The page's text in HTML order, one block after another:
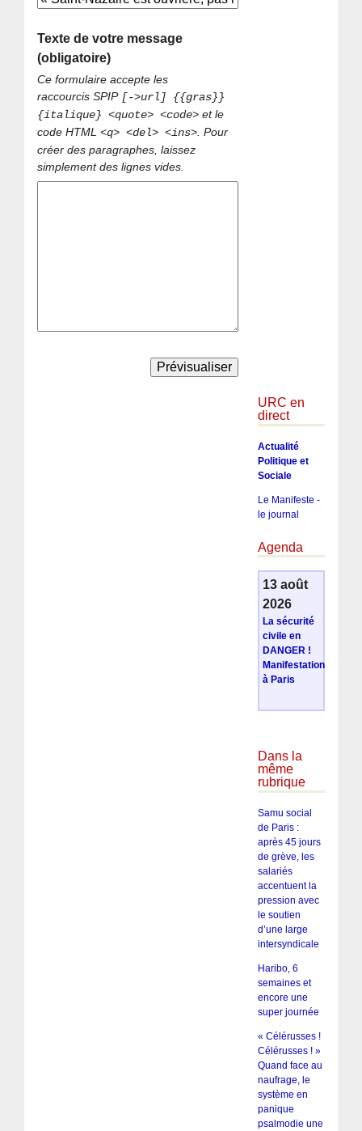
Texte de votre message
(obligatoire)
Ce formulaire accepte les
raccourcis SPIP [->url] {{gras}}
{italique} <quote> <code> et le
code HTML<q> <del> <ins> . Pour
créer des paragraphes, laissez
simplement des lignes vides.
URC en
direct
Actualité
Politique et
Sociale
Le Manifeste -
le journal
Agenda
13 août
2026
La sécurité
civile en
DANGER !
Manifestation
à Paris
Dans la
même
rubrique
Samu social
de Paris :
après 45 jours
de grève, les
salariés
accentuent la
pression avec
le soutien
d’une large
intersyndicale
Haribo, 6
semaines et
encore une
super journée
« Célérusses !
Célérusses ! »
Quand face au
naufrage, le
système en
panique
psalmodie une